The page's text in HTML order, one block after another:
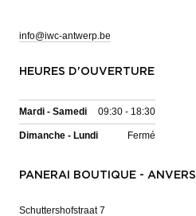
info@iwc-antwerp.be
HEURES D'OUVERTURE
Mardi - Samedi 09:30 - 18:30
Dimanche - Lundi Fermé
PANERAI BOUTIQUE - ANVERS
Schuttershofstraat 7